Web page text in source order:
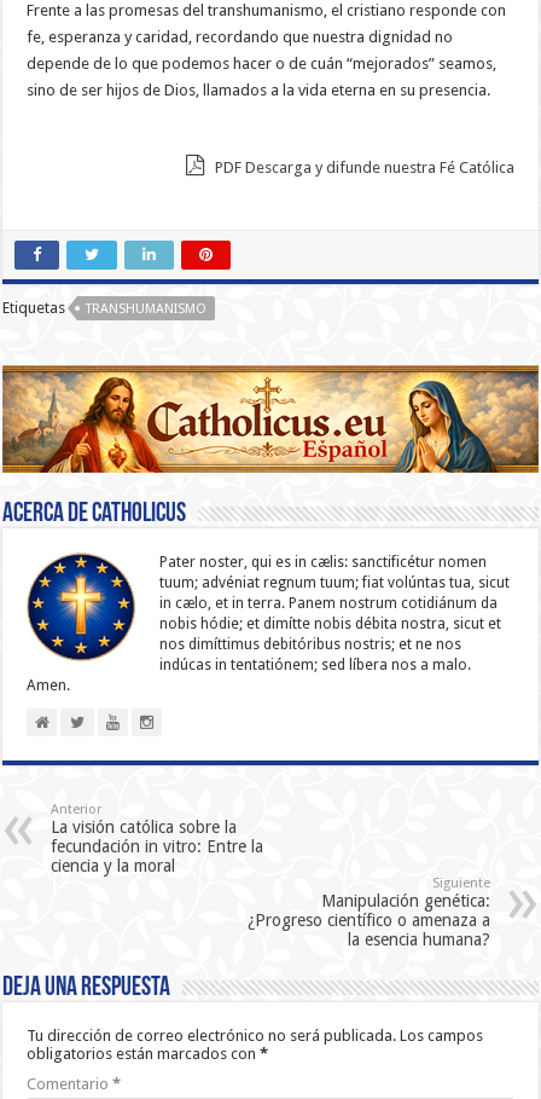
Frente a las promesas del transhumanismo, el cristiano responde con
fe, esperanza y caridad, recordando que nuestra dignidad no
depende de lo que podemos hacer o de cuán “mejorados” seamos,
sino de ser hijos de Dios, llamados a la vida eterna en su presencia.
PDF Descarga y difunde nuestra Fé Católica
Etiquetas TRANSHUMANISMO
Acerca de catholicus
Pater noster, qui es in cælis: sanc­ti­ficétur nomen
tuum; advéniat regnum tuum; fiat volúntas tua, sicut
in cælo, et in terra. Panem nostrum cotidiánum da
nobis hódie; et dimítte nobis débita nostra, sicut et
nos dimíttimus debitóribus nostris; et ne nos
indúcas in ten­ta­tiónem; sed líbera nos a malo.
Amen.
Anterior
La visión católica sobre la
fecundación in vitro: Entre la
ciencia y la moral
Siguiente
Manipulación genética:
¿Progreso científico o amenaza a
la esencia humana?
Deja una respuesta
Tu dirección de correo electrónico no será publicada. Los campos
obligatorios están marcados con*
Comentario*